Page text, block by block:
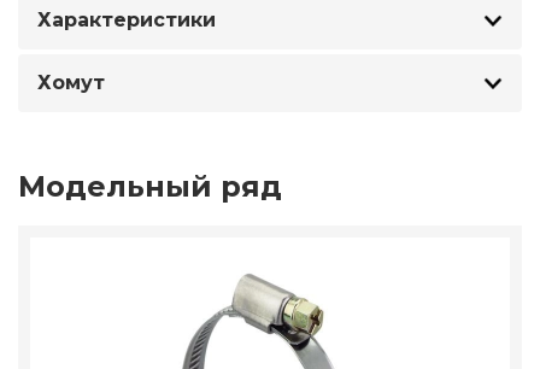
Характеристики
Хомут
Модельный ряд